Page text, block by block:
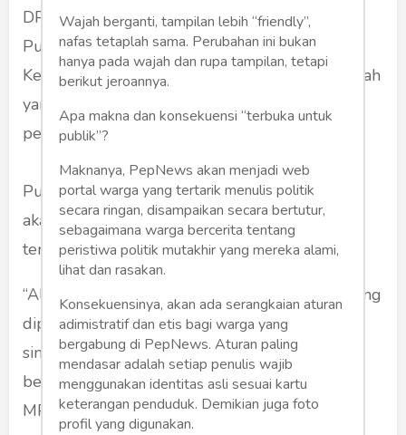
DPR Puan Maharani yang juga politisi PDIP.
Puan minta kepada pihak PPATK dan
Kemendagri tak mengumbar para kepala daerah
yang memiliki rekening di kasino, tempat
perjudian di luar negeri ke publik.
Puan menyatakan, bila diumumkan ke publik
akan berpotensi menimbulkan simpang siur di
tengah-tengah masyarakat.
“Alangkah baiknya kalau hal-hal itu tak langsung
dipublikasikan ke publik karena menimbulkan
simpangsiur atau praduga bersalah pada yang
bersangkutan,” kata Puan di Kompleks
MPR/DPR, Senayan, Jakarta, Senin (16/12).
Wajah berganti, tampilan lebih “friendly”,
nafas tetaplah sama. Perubahan ini bukan
hanya pada wajah dan rupa tampilan, tetapi
berikut jeroannya.
Apa makna dan konsekuensi “terbuka untuk
publik”?
Maknanya, PepNews akan menjadi web
portal warga yang tertarik menulis politik
secara ringan, disampaikan secara bertutur,
sebagaimana warga bercerita tentang
peristiwa politik mutakhir yang mereka alami,
lihat dan rasakan.
Konsekuensinya, akan ada serangkaian aturan
adimistratif dan etis bagi warga yang
bergabung di PepNews. Aturan paling
mendasar adalah setiap penulis wajib
menggunakan identitas asli sesuai kartu
keterangan penduduk. Demikian juga foto
profil yang digunakan.